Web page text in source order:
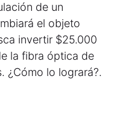
de un
el objeto
invertir $25.000
la fibra óptica de
¿Cómo lo logrará?.